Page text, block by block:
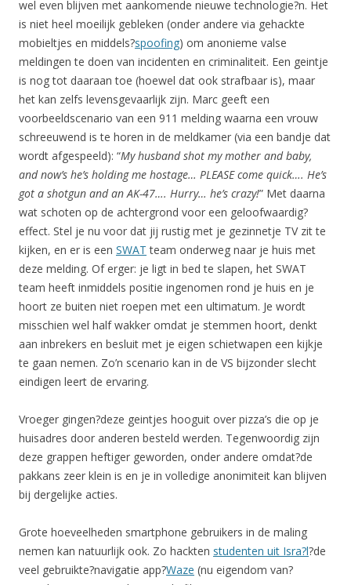
wel even blijven met aankomende nieuwe technologie?n. Het
is niet heel moeilijk gebleken (onder andere via gehackte
mobieltjes en middels?spoofing) om anonieme valse
meldingen te doen van incidenten en criminaliteit. Een geintje
is nog tot daaraan toe (hoewel dat ook strafbaar is), maar
het kan zelfs levensgevaarlijk zijn. Marc geeft een
voorbeeldscenario van een 911 melding waarna een vrouw
schreeuwend is te horen in de meldkamer (via een bandje dat
wordt afgespeeld): “My husband shot my mother and baby,
and now’s he’s holding me hostage… PLEASE come quick…. He’s
got a shotgun and an AK-47…. Hurry… he’s crazy!” Met daarna
wat schoten op de achtergrond voor een geloofwaardig?
effect. Stel je nu voor dat jij rustig met je gezinnetje TV zit te
kijken, en er is een SWAT team onderweg naar je huis met
deze melding. Of erger: je ligt in bed te slapen, het SWAT
team heeft inmiddels positie ingenomen rond je huis en je
hoort ze buiten niet roepen met een ultimatum. Je wordt
misschien wel half wakker omdat je stemmen hoort, denkt
aan inbrekers en besluit met je eigen schietwapen een kijkje
te gaan nemen. Zo’n scenario kan in de VS bijzonder slecht
eindigen leert de ervaring.
Vroeger gingen?deze geintjes hooguit over pizza’s die op je
huisadres door anderen besteld werden. Tegenwoordig zijn
deze grappen heftiger geworden, onder andere omdat?de
pakkans zeer klein is en je in volledige anonimiteit kan blijven
bij dergelijke acties.
Grote hoeveelheden smartphone gebruikers in de maling
nemen kan natuurlijk ook. Zo hackten studenten uit Isra?l?de
veel gebruikte?navigatie app?Waze (nu eigendom van?